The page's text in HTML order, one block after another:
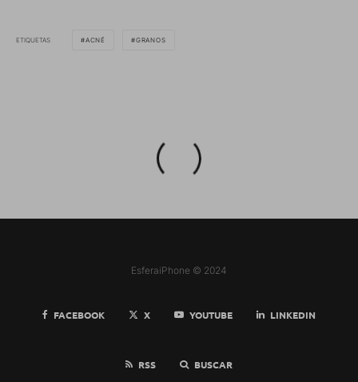
ETIQUETAS ACNÉ GRANOS
EsferaiPhone © 2024
FACEBOOK X YOUTUBE LINKEDIN
RSS BUSCAR